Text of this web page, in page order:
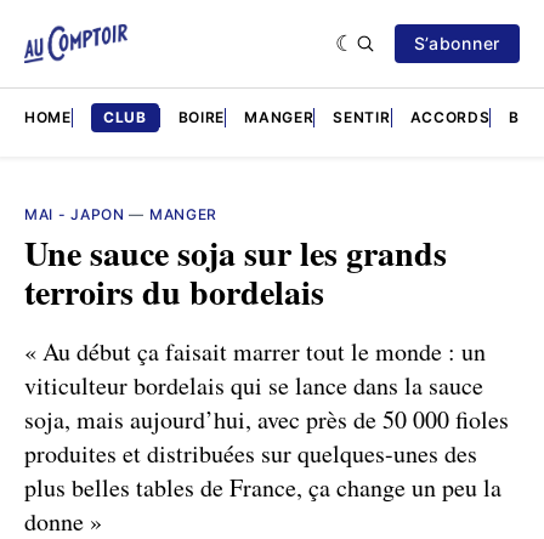
S’abonner
HOME CLUB BOIRE MANGER SENTIR ACCORDS
MAI - JAPON — MANGER
Une sauce soja sur les grands
terroirs du bordelais
« Au début ça faisait marrer tout le monde : un
viticulteur bordelais qui se lance dans la sauce
soja, mais aujourd’hui, avec près de 50 000 fioles
produites et distribuées sur quelques-unes des
plus belles tables de France, ça change un peu la
donne »